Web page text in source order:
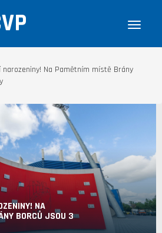
narozeniny! Na Pamětním místě Brány
NA
BORCŮ JSOU 3